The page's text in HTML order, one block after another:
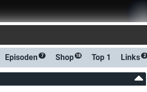
bei
Episoden 7 Shop 18 Top 1 Links 2